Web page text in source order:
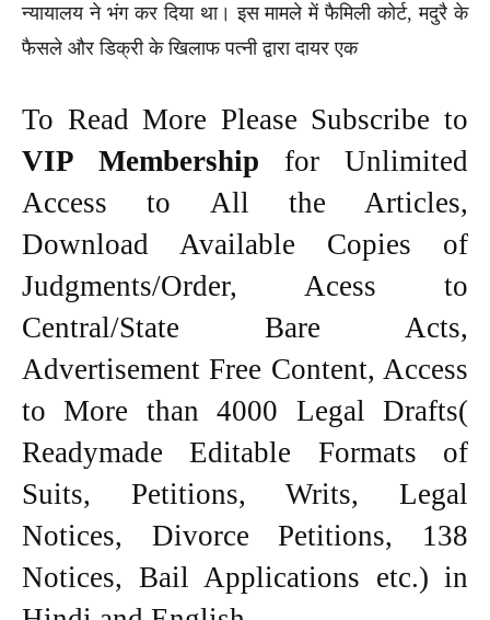
न्यायालय ने भंग कर दिया था। इस मामले में फैमिली कोर्ट, मदुरै के
फैसले और डिक्री के खिलाफ पत्नी द्वारा दायर एक
To Read More Please Subscribe to
VIP Membership for Unlimited
Access to All the Articles,
Download Available Copies of
Judgments/Order, Acess to
Central/State Bare Acts,
Advertisement Free Content, Access
to More than 4000 Legal Drafts(
Readymade Editable Formats of
Suits, Petitions, Writs, Legal
Notices, Divorce Petitions, 138
Notices, Bail Applications etc.) in